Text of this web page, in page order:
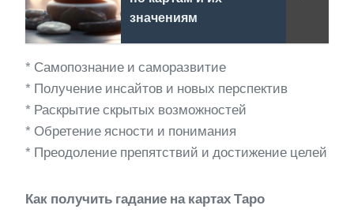
значениям
* Самопознание и саморазвитие
* Получение инсайтов и новых перспектив
* Раскрытие скрытых возможностей
* Обретение ясности и понимания
* Преодоление препятствий и достижение целей
Как получить гадание на картах Таро